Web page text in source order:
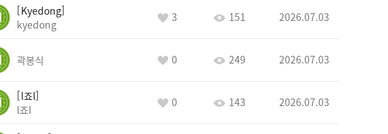
Kyedong
kyedong
3 151 2026.07.03
곽봉식 0 249 2026.07.03
l죠l
l죠l
0 143 2026.07.03